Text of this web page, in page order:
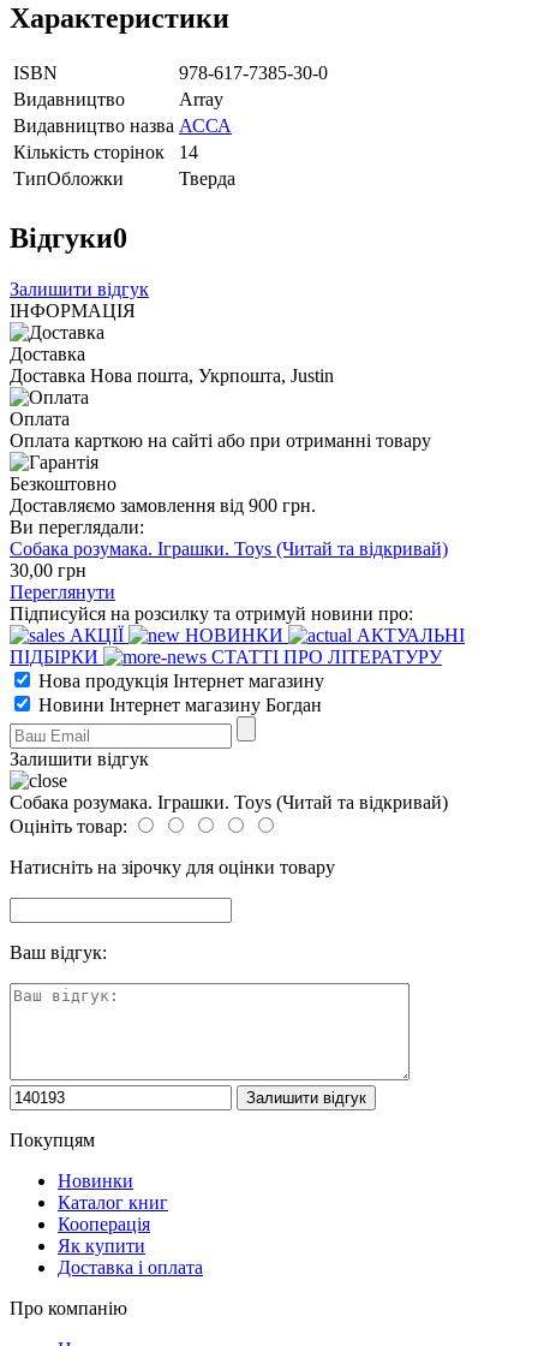
Характеристики
ISBN
978-617-7385-30-0
Видавництво
Array
Видавництво назва АССА
Кількість сторінок
14
ТипОбложки
Тверда
Відгуки0
Залишити відгук
ІНФОРМАЦІЯ
Доставка
Доставка Нова пошта, Укрпошта, Justin
Оплата
Оплата карткою на сайті або при отриманні товару
Безкоштовно
Доставляємо замовлення від 900 грн.
Ви переглядали:
Собака розумака. Іграшки. Toys (Читай та відкривай)
30,00 грн
Переглянути
Підписуйся на розсилку та отримуй новини про:
АКЦІЇ
НОВИНКИ
АКТУАЛЬНІ
ПІДБІРКИ
СТАТТІ ПРО ЛІТЕРАТУРУ
Нова продукція Інтернет магазину
Новини Інтернет магазину Богдан
Залишити відгук
Собака розумака. Іграшки. Toys (Читай та відкривай)
Оцініть товар:
Натисніть на зірочку для оцінки товару
Ваш відгук:
Покупцям
Новинки
Каталог книг
Кооперація
Як купити
Доставка і оплата
Про компанію